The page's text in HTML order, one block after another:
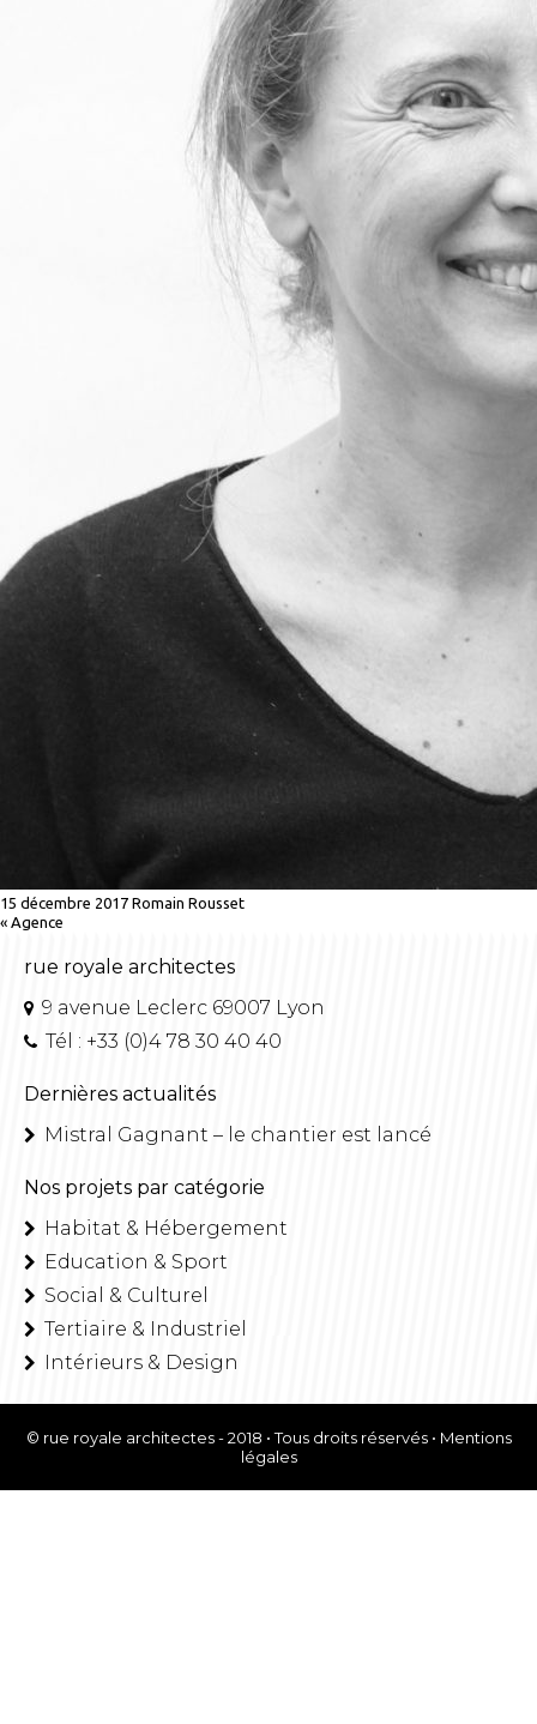
15 décembre 2017 Romain Rousset
« Agence
rue royale architectes
9 avenue Leclerc 69007 Lyon
Tél : +33 (0)4 78 30 40 40
Dernières actualités
Mistral Gagnant – le chantier est lancé
Nos projets par catégorie
Habitat & Hébergement
Education & Sport
Social & Culturel
Tertiaire & Industriel
Intérieurs & Design
© rue royale architectes - 2018 • Tous droits réservés • Mentions
légales